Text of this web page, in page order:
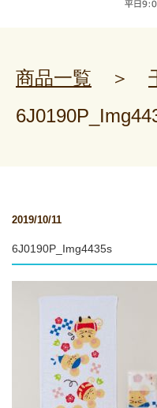
商品一覧 ＞
2019/10/11
6J0190P_Img4435s